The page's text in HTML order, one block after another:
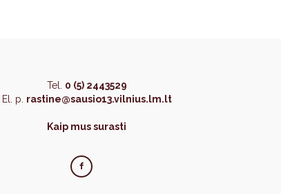
Tel. 0 (5) 2443529
El. p. rastine@sausio13.vilnius.lm.lt
Kaip mus surasti